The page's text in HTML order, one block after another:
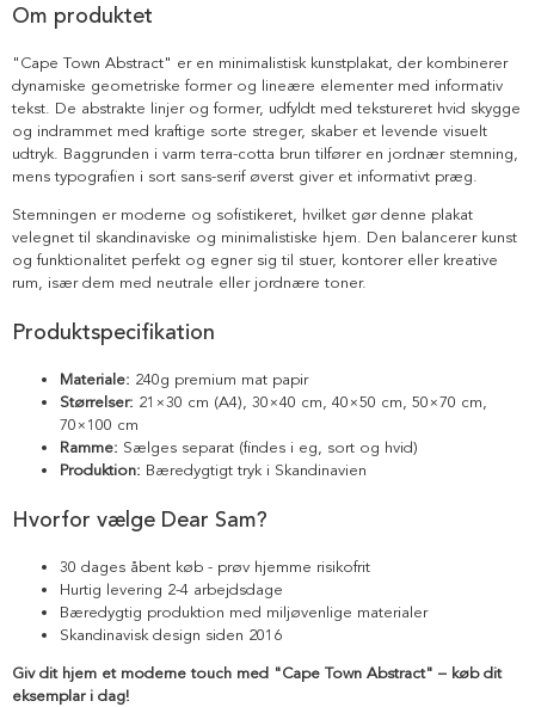
Om produktet
"Cape Town Abstract" er en minimalistisk kunstplakat, der kombinerer
dynamiske geometriske former og lineære elementer med informativ
tekst. De abstrakte linjer og former, udfyldt med tekstureret hvid skygge
og indrammet med kraftige sorte streger, skaber et levende visuelt
udtryk. Baggrunden i varm terra-cotta brun tilfører en jordnær stemning,
mens typografien i sort sans-serif øverst giver et informativt præg.
Stemningen er moderne og sofistikeret, hvilket gør denne plakat
velegnet til skandinaviske og minimalistiske hjem. Den balancerer kunst
og funktionalitet perfekt og egner sig til stuer, kontorer eller kreative
rum, især dem med neutrale eller jordnære toner.
Produktspecifikation
Materiale: 240g premium mat papir
Størrelser: 21×30 cm (A4), 30×40 cm, 40×50 cm, 50×70 cm,
70×100 cm
Ramme: Sælges separat (findes i eg, sort og hvid)
Produktion: Bæredygtigt tryk i Skandinavien
Hvorfor vælge Dear Sam?
30 dages åbent køb - prøv hjemme risikofrit
Hurtig levering 2-4 arbejdsdage
Bæredygtig produktion med miljøvenlige materialer
Skandinavisk design siden 2016
Giv dit hjem et moderne touch med "Cape Town Abstract" – køb dit
eksemplar i dag!